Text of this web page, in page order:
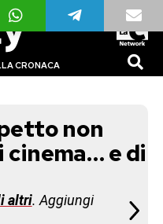
CRONACA
non
cinema… e di
altri. Aggiungi